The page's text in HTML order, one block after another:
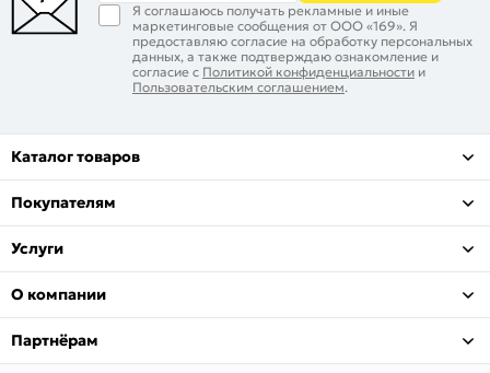
Я соглашаюсь получать рекламные и иные
маркетинговые сообщения от ООО «169». Я
предоставляю согласие на обработку персональных
данных, а также подтверждаю ознакомление и
согласие с Политикой конфиденциальности и
Пользовательским соглашением.
Каталог товаров
Покупателям
Услуги
О компании
Партнёрам